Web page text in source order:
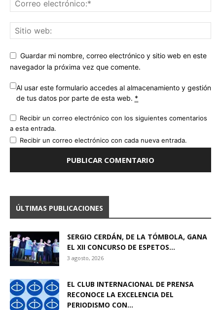
Guardar mi nombre, correo electrónico y sitio web en este
navegador la próxima vez que comente.
Al usar este formulario accedes al almacenamiento y gestión
de tus datos por parte de esta web. *
Recibir un correo electrónico con los siguientes comentarios
a esta entrada.
Recibir un correo electrónico con cada nueva entrada.
ÚLTIMAS PUBLICACIONES
SERGIO CERDÁN, DE LA TÓMBOLA, GANA
EL XII CONCURSO DE ESPETOS...
3 agosto, 2026
EL CLUB INTERNACIONAL DE PRENSA
RECONOCE LA EXCELENCIA DEL
PERIODISMO CON...